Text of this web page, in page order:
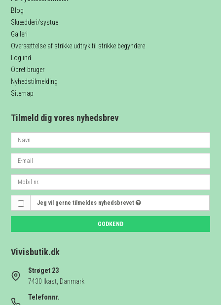
Blog
Skrædderi/systue
Galleri
Oversættelse af strikke udtryk til strikke begyndere
Log ind
Opret bruger
Nyhedstilmelding
Sitemap
Tilmeld dig vores nyhedsbrev
Jeg vil gerne tilmeldes nyhedsbrevet
GODKEND
Vivisbutik.dk
Strøget 23
7430 Ikast, Danmark
Telefonnr.